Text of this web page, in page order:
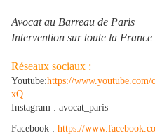
Avocat au Barreau de Paris
Intervention sur toute la France
Réseaux sociaux :
Youtube:https://
xQ
Instagram : avocat_paris
Facebook : https://